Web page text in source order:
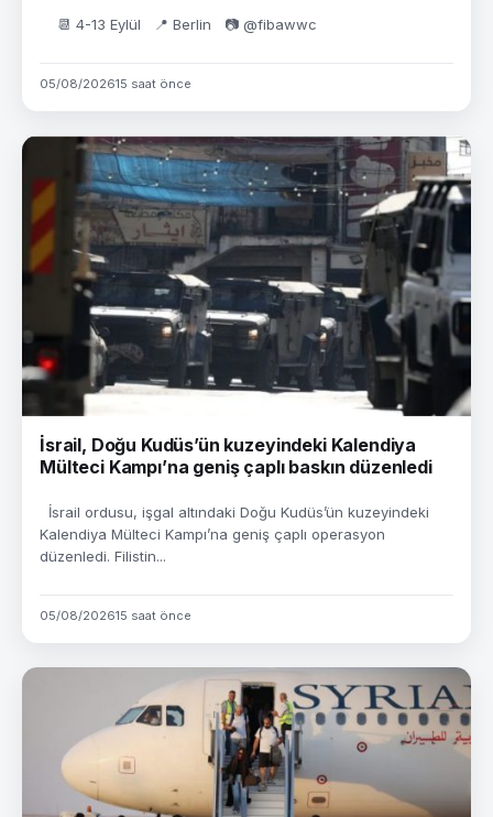
📆 4-13 Eylül 📍 Berlin 📷 @fibawwc
05/08/202615 saat önce
İsrail, Doğu Kudüs’ün kuzeyindeki Kalendiya
Mülteci Kampı’na geniş çaplı baskın düzenledi
İsrail ordusu, işgal altındaki Doğu Kudüs’ün kuzeyindeki
Kalendiya Mülteci Kampı’na geniş çaplı operasyon
düzenledi. Filistin...
05/08/202615 saat önce